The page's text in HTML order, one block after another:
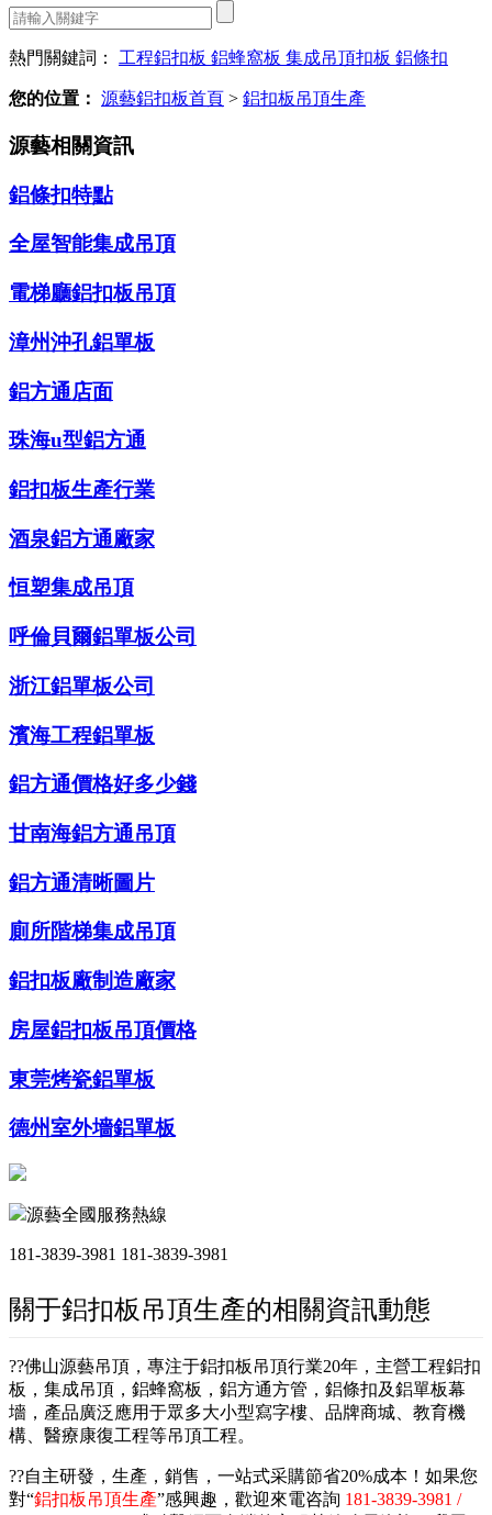
熱門關鍵詞： 工程鋁扣板 鋁蜂窩板 集成吊頂扣板 鋁條扣
您的位置： 源藝鋁扣板首頁 > 鋁扣板吊頂生產
源藝相關資訊
鋁條扣特點
全屋智能集成吊頂
電梯廳鋁扣板吊頂
漳州沖孔鋁單板
鋁方通店面
珠海u型鋁方通
鋁扣板生產行業
酒泉鋁方通廠家
恒塑集成吊頂
呼倫貝爾鋁單板公司
浙江鋁單板公司
濱海工程鋁單板
鋁方通價格好多少錢
甘南海鋁方通吊頂
鋁方通清晰圖片
廁所階梯集成吊頂
鋁扣板廠制造廠家
房屋鋁扣板吊頂價格
東莞烤瓷鋁單板
德州室外墻鋁單板
源藝全國服務熱線
181-3839-3981 181-3839-3981
關于鋁扣板吊頂生產的相關資訊動態
??佛山源藝吊頂，專注于鋁扣板吊頂行業20年，主營工程鋁扣
板，集成吊頂，鋁蜂窩板，鋁方通方管，鋁條扣及鋁單板幕
墻，產品廣泛應用于眾多大小型寫字樓、品牌商城、教育機
構、醫療康復工程等吊頂工程。
??自主研發，生產，銷售，一站式采購節省20%成本！如果您
對“鋁扣板吊頂生產”感興趣，歡迎來電咨詢 181-3839-3981 /